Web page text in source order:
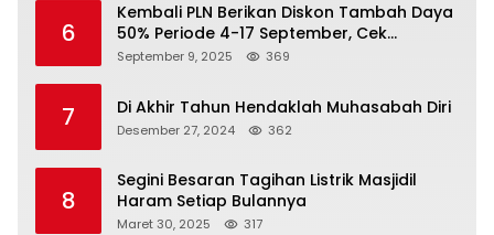
6
Kembali PLN Berikan Diskon Tambah Daya
50% Periode 4-17 September, Cek
Ketentuannya!
September 9, 2025 369
7 Di Akhir Tahun Hendaklah Muhasabah Diri
Desember 27, 2024 362
8
Segini Besaran Tagihan Listrik Masjidil
Haram Setiap Bulannya
Maret 30, 2025 317